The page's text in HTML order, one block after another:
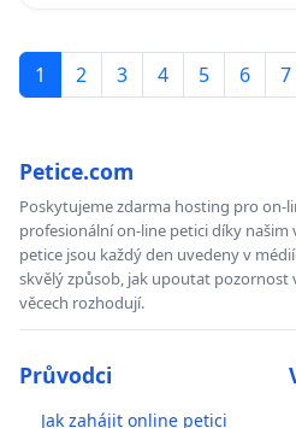
1 2 3 4 5 6 7
Petice.com
Poskytujeme zdarma hosting pro on-
profesionální on-line petici díky našim
petice jsou každý den uvedeny v
skvělý způsob, jak upoutat pozornost
věcech rozhodují.
Průvodci
Jak zahájit online petici